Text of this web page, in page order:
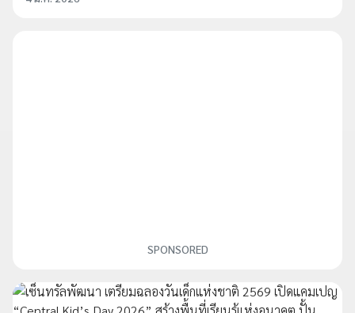
SPONSORED